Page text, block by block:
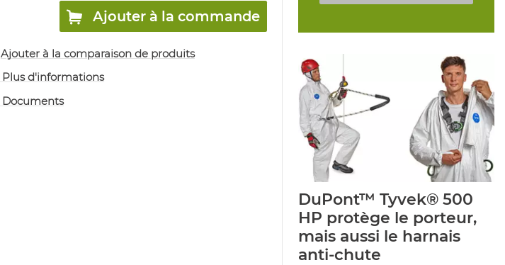
Ajouter à la commande
Ajouter à la comparaison de produits
Plus d'informations
Documents
DuPont™ Tyvek® 500
HP protège le porteur,
mais aussi le harnais
anti-chute